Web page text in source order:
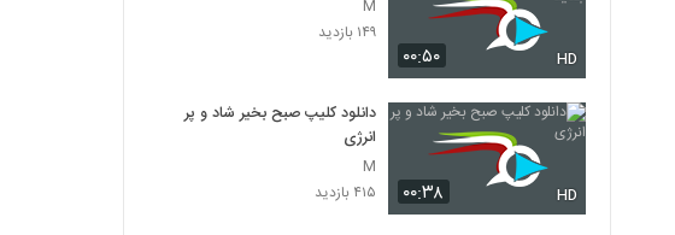
۰۰:۵۰ HD
M
۱۴۹ بازدید
۰۰:۳۸ HD
دانلود کلیپ صبح بخیر شاد و پر
انرژی
M
۴۱۵ بازدید